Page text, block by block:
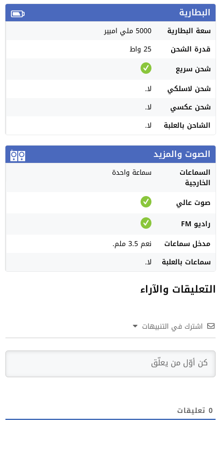
البطارية
سعة البطارية
5000 ملي امبير
قدرة الشحن
25 واط
شحن سريع
شحن لاسلكي
لا.
شحن عكسي
لا.
الشاحن بالعلبة
لا.
الصوت والمزيد
السماعات
الخارجية
سماعة واحدة
صوت عالي
راديو FM
مدخل سماعات
نعم 3.5 ملم.
سماعات بالعلبة
لا.
التعليقات والآراء
اشترك في التنبيهات
0 تعليقات